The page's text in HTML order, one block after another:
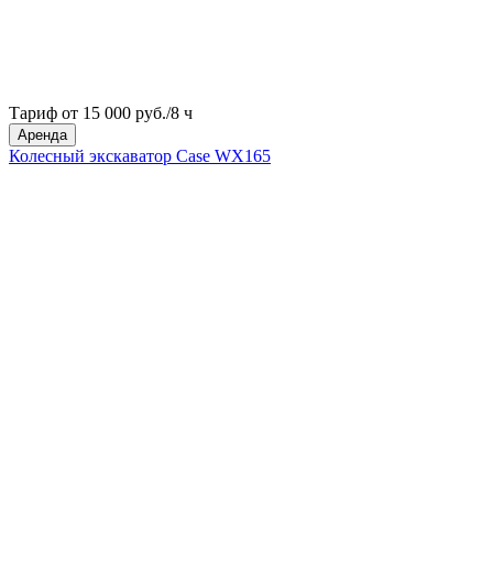
Тариф от 15 000 руб./8 ч
Аренда
Колесный экскаватор Case WX165